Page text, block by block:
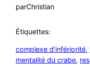
parChristian
Étiquettes:
complexe d’infériorité,
mentalité du crabe,